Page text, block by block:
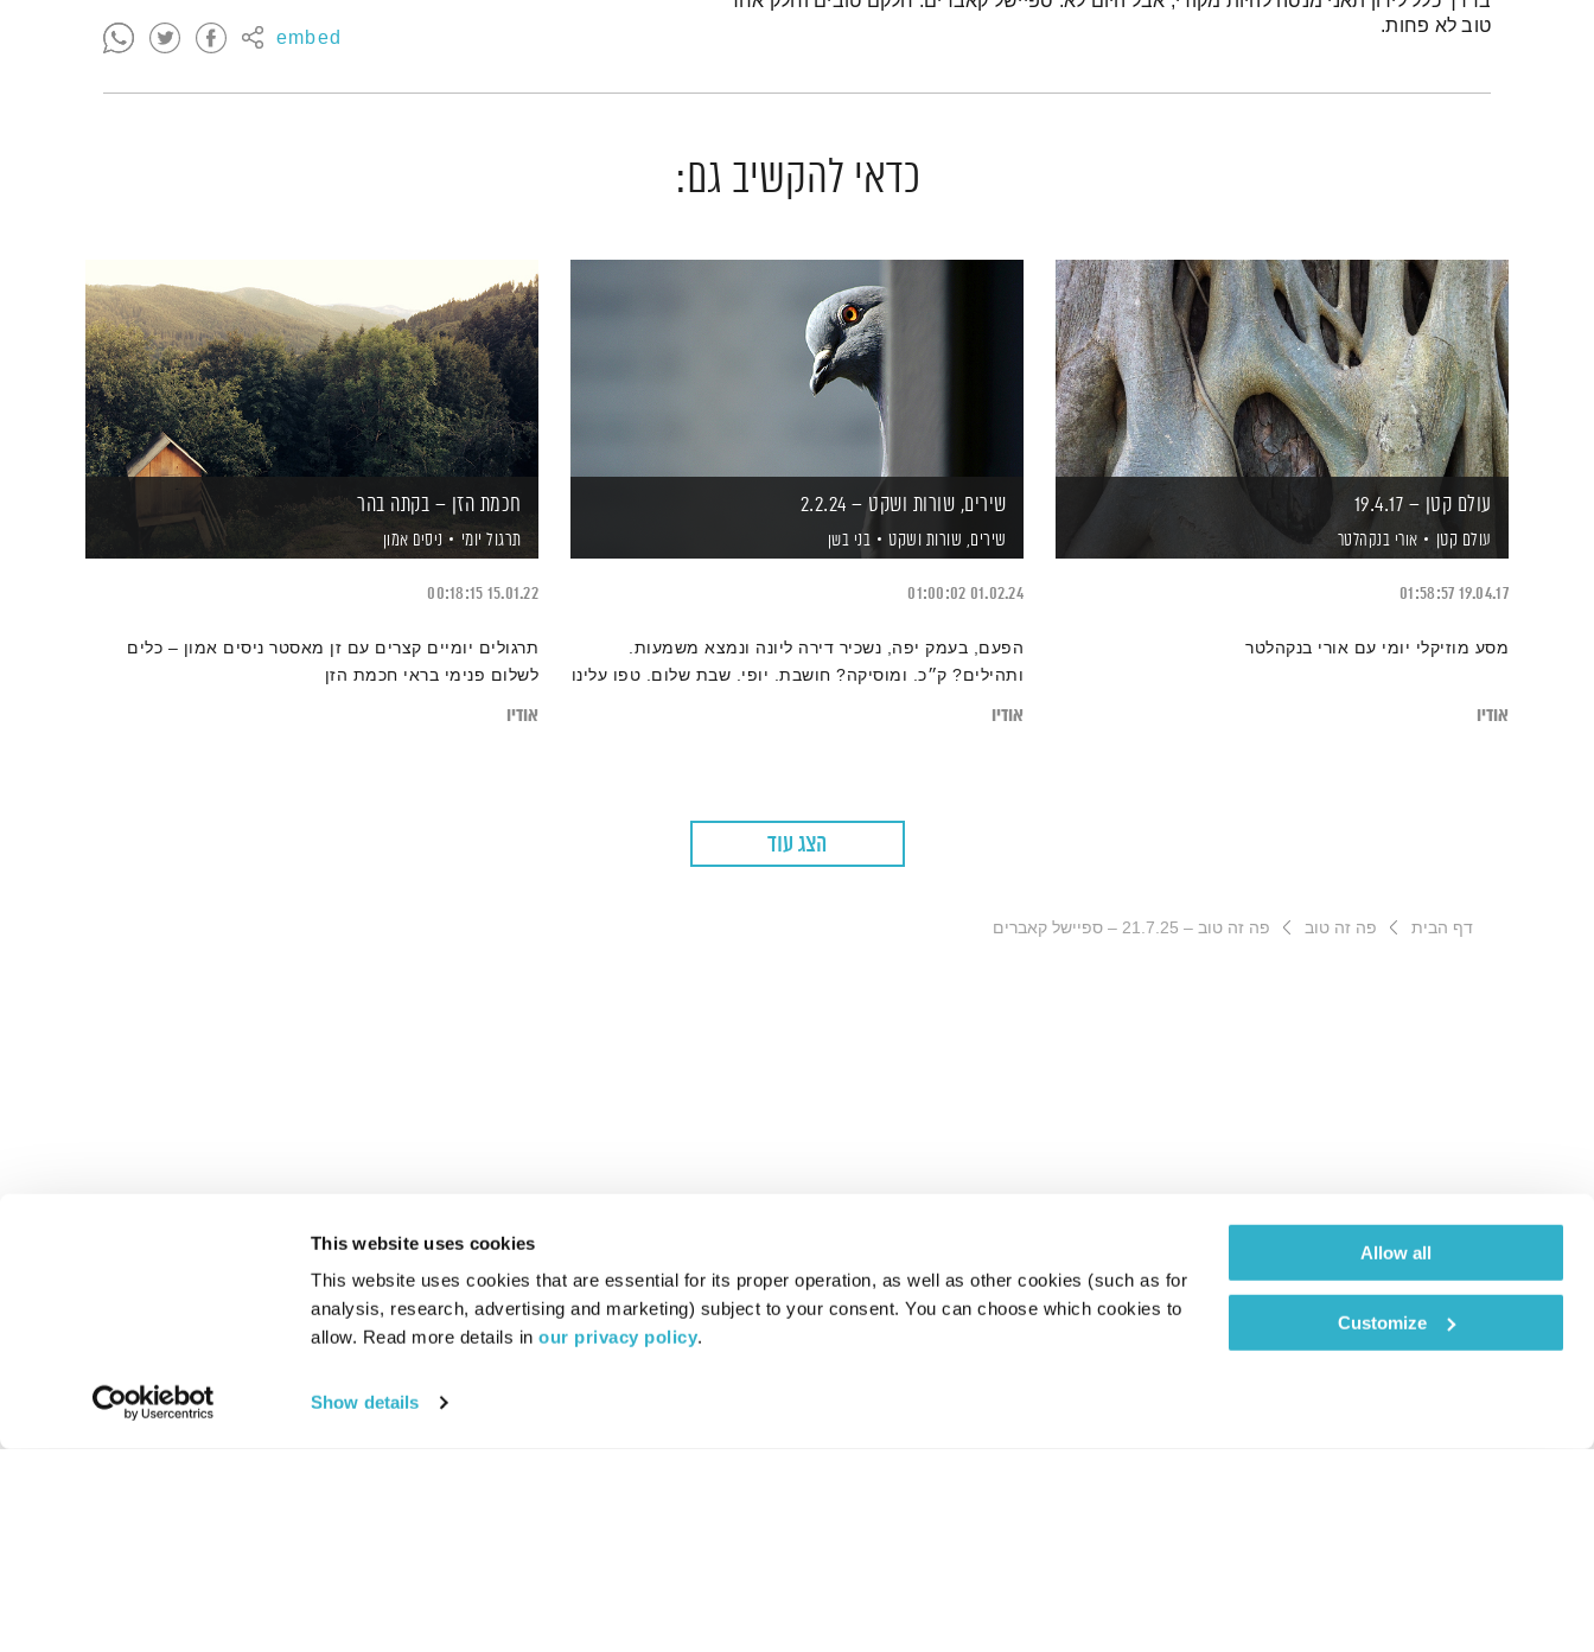
This website uses cookies
This website uses cookies that are essential for its proper operation, as well as other cookies (such as for
analysis, research, advertising and marketing) subject to your consent. You can choose which cookies to
allow. Read more details in our privacy policy.
Show details
Allow all
Customize
embed
טוב לא פחות.
כדאי להקשיב גם:
עולם קטן – 19.4.17
עולם קטן אורי בנקהלטר
19.04.17
01:58:57
מסע מוזיקלי יומי עם אורי בנקהלטר
אודיו
שירים, שורות ושקט – 2.2.24
שירים, שורות ושקט בני בשן
01.02.24
01:00:02
הפעם, בעמק יפה, נשכיר דירה ליונה ונמצא משמעות.
ותהילים? ק״כ. ומוסיקה? חושבת. יופי. שבת שלום. טפו עלינו
אודיו
חכמת הזן – בקתה בהר
תרגול יומי ניסים אמון
15.01.22
00:18:15
תרגולים יומיים קצרים עם זן מאסטר ניסים אמון – כלים
לשלום פנימי בראי חכמת הזן
אודיו
הצג עוד
דף הבית פה זה טוב פה זה טוב – 21.7.25 – ספיישל קאברים